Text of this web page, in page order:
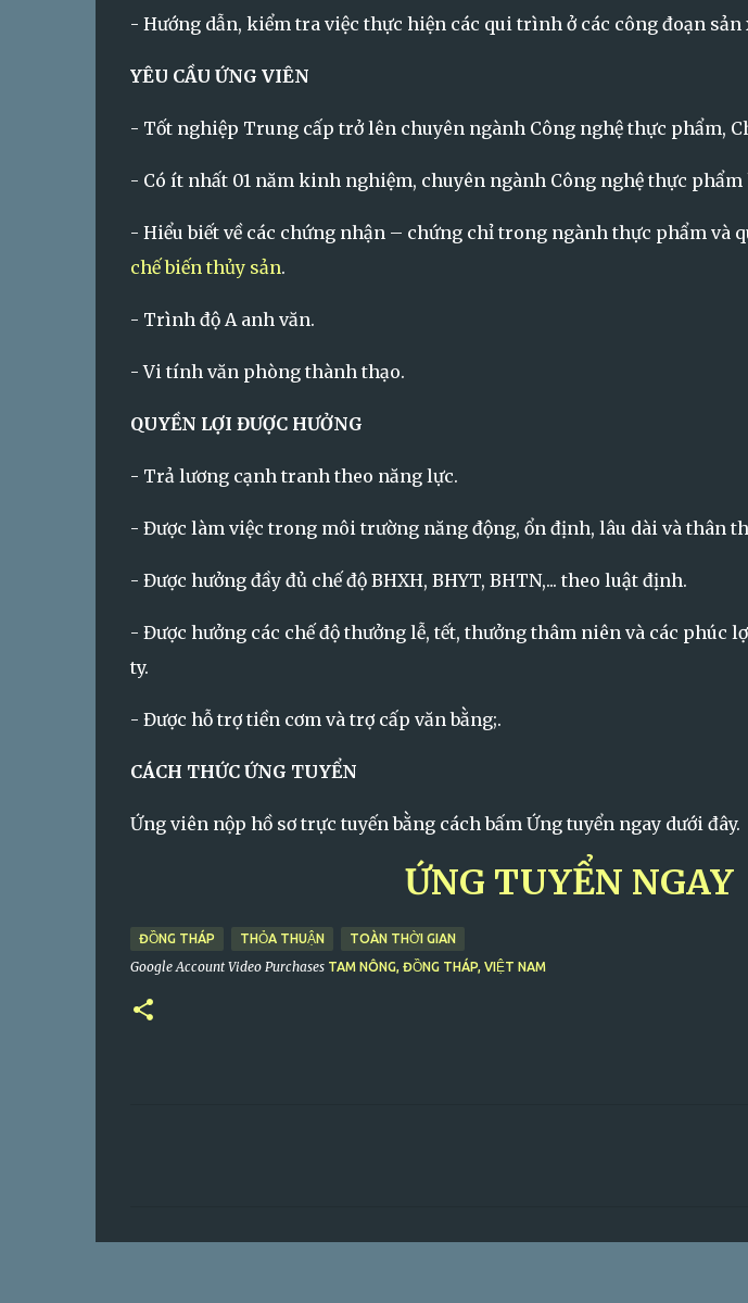
- Hướng dẫn, kiểm tra việc thực hiện các qui trình ở các công đoạn sản
YÊU CẦU ỨNG VIÊN
- Tốt nghiệp Trung cấp trở lên chuyên ngành Công nghệ thực phẩm,
- Có ít nhất 01 năm kinh nghiệm, chuyên ngành Công nghệ thực phẩm
- Hiểu biết về các chứng nhận – chứng chỉ trong ngành thực phẩm và
chế biến thủy sản.
- Trình độ A anh văn.
- Vi tính văn phòng thành thạo.
QUYỀN LỢI ĐƯỢC HƯỞNG
- Trả lương cạnh tranh theo năng lực.
- Được làm việc trong môi trường năng động, ổn định, lâu dài và thân
- Được hưởng đầy đủ chế độ BHXH, BHYT, BHTN,... theo luật định.
- Được hưởng các chế độ thưởng lễ, tết, thưởng thâm niên và các phúc
ty.
- Được hỗ trợ tiền cơm và trợ cấp văn bằng;.
CÁCH THỨC ỨNG TUYỂN
Ứng viên nộp hồ sơ trực tuyến bằng cách bấm Ứng tuyển ngay dưới đây.
ỨNG TUYỂN NGAY
ĐỒNG THÁP THỎA THUẬN TOÀN THỜI GIAN
Google Account Video Purchases TAM NÔNG, ĐỒNG THÁP, VIỆT NAM